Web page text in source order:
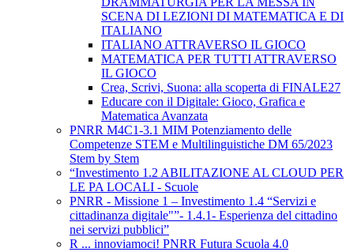
SCENA DI LEZIONI DI MATEMATICA E DI
ITALIANO
ITALIANO ATTRAVERSO IL GIOCO
MATEMATICA PER TUTTI ATTRAVERSO
IL GIOCO
Crea, Scrivi, Suona: alla scoperta di FINALE27
Educare con il Digitale: Gioco, Grafica e
Matematica Avanzata
PNRR M4C1-3.1 MIM Potenziamento delle
Competenze STEM e Multilinguistiche DM 65/2023
Stem by Stem
“Investimento 1.2 ABILITAZIONE AL CLOUD PER
LE PA LOCALI - Scuole
PNRR - Missione 1 – Investimento 1.4 “Servizi e
cittadinanza digitale"”- 1.4.1- Esperienza del cittadino
nei servizi pubblici”
R ... innoviamoci! PNRR Futura Scuola 4.0